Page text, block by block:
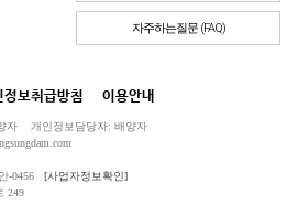
자주하는질문 (FAQ)
정보취급방침 이용안내
자 개인정보담당자: 배양자
-0456 [사업자정보확인]
249